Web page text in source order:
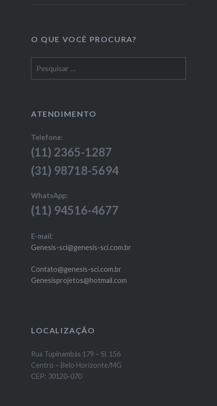
O QUE VOCÊ PROCURA?
por:
ATENDIMENTO
Telefone:
(11) 2365-1287
(31) 98718-5694
WhatsApp:
(11) 94516-4677
E-mail:
Genesis-sci@genesis-sci.com.br
Contato@genesis-sci.com.br
Genesisprojetos@hotmail.com
LOCALIZAÇÃO
Rua Tupinambás 179 – Sl. 156
Centro – Belo Horizonte/MG
CEP: 30120-070